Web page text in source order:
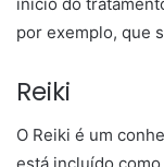
por exemplo, que
Reiki
O Reiki é um